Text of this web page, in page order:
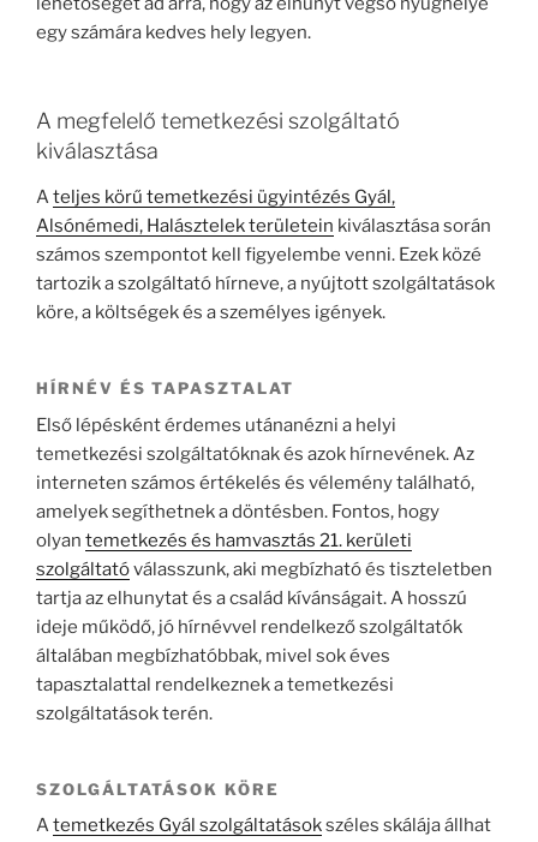
egy számára kedves hely legyen.
A megfelelő temetkezési szolgáltató
kiválasztása
Ateljes körű temetkezési ügyintézés Gyál,
Alsónémedi, Halásztelek területein kiválasztása során
számos szempontot kell figyelembe venni. Ezek közé
tartozik a szolgáltató hírneve, a nyújtott szolgáltatások
köre, a költségek és a személyes igények.
HÍRNÉV ÉS TAPASZTALAT
Első lépésként érdemes utánanézni a helyi
temetkezési szolgáltatóknak és azok hírnevének. Az
interneten számos értékelés és vélemény található,
amelyek segíthetnek a döntésben. Fontos, hogy
olyan temetkezés és hamvasztás 21. kerületi
szolgáltatóválasszunk, aki megbízható és tiszteletben
tartja az elhunytat és a család kívánságait. A hosszú
ideje működő, jó hírnévvel rendelkező szolgáltatók
általában megbízhatóbbak, mivel sok éves
tapasztalattal rendelkeznek a temetkezési
szolgáltatások terén.
SZOLGÁLTATÁSOK KÖRE
Atemetkezés Gyál szolgáltatásokszéles skálája állhat